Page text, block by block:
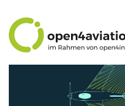
Inhalt